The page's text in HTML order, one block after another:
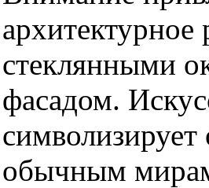
стеклянными
фасадом.
обычным